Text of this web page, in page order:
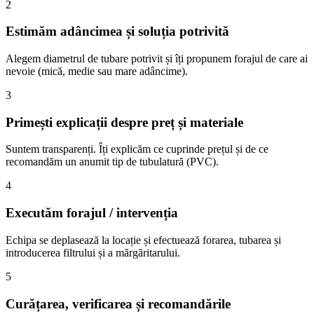
2
Estimăm adâncimea și soluția potrivită
Alegem diametrul de tubare potrivit și îți propunem forajul de care ai
nevoie (mică, medie sau mare adâncime).
3
Primești explicații despre preț și materiale
Suntem transparenți. Îți explicăm ce cuprinde prețul și de ce
recomandăm un anumit tip de tubulatură (PVC).
4
Executăm forajul / intervenția
Echipa se deplasează la locație și efectuează forarea, tubarea și
introducerea filtrului și a mărgăritarului.
5
Curățarea, verificarea și recomandările